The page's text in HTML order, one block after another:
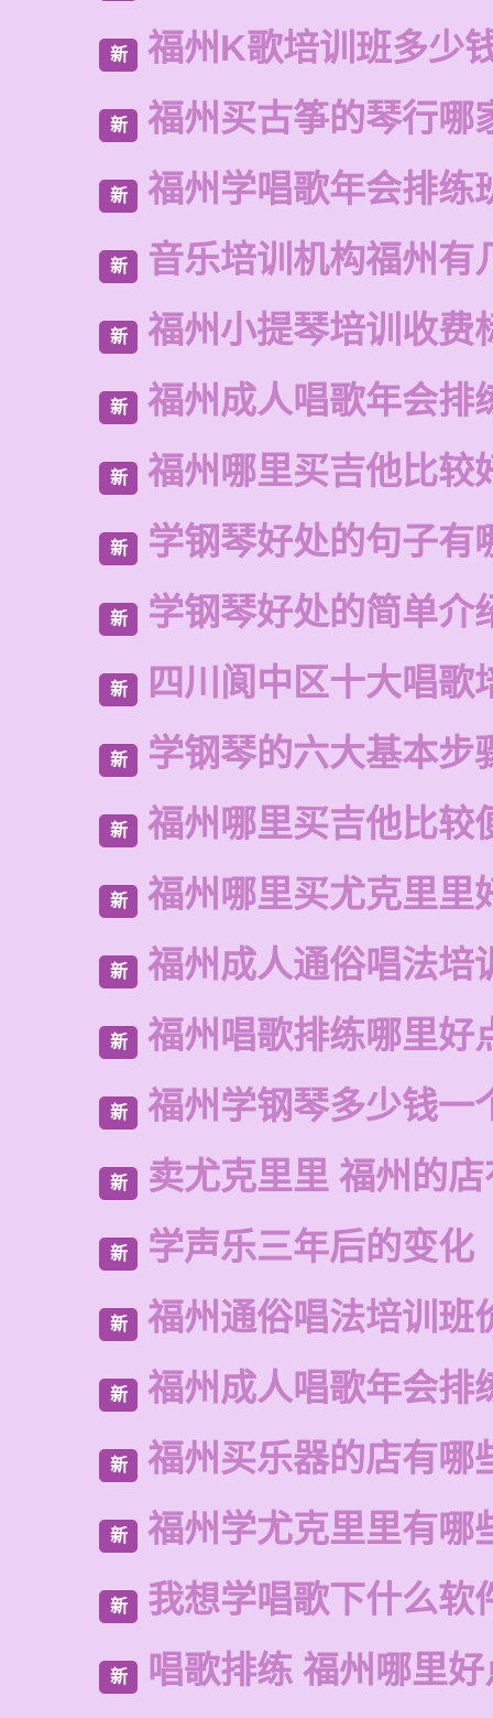
新 福州K歌培训班多少
新 福州买古筝的琴行哪
新 福州学唱歌年会排练
新 音乐培训机构福州有
新 福州小提琴培训收费
新 福州成人唱歌年会排
新 福州哪里买吉他比较
新 学钢琴好处的句子有
新 学钢琴好处的简单介
新 四川阆中区十大唱歌
新 学钢琴的六大基本步
新 福州哪里买吉他比较
新 福州哪里买尤克里里
新 福州成人通俗唱法培
新 福州唱歌排练哪里好
新 福州学钢琴多少钱一
新 卖尤克里里 福州的
新 学声乐三年后的变化
新 福州通俗唱法培训班
新 福州成人唱歌年会排
新 福州买乐器的店有哪
新 福州学尤克里里有哪
新 我想学唱歌下什么软
新 唱歌排练 福州哪里